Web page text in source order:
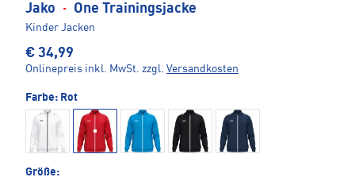
Jako · One Trainingsjacke
Kinder Jacken
€ 34,99
Onlinepreis inkl. MwSt. zzgl. Versandkosten
Farbe: Rot
Größe: